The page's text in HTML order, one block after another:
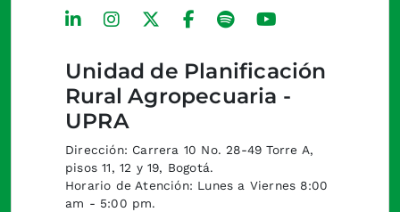
Unidad de Planificación
Rural Agropecuaria -
UPRA
Dirección: Carrera 10 No. 28-49 Torre A,
pisos 11, 12 y 19, Bogotá.
Horario de Atención: Lunes a Viernes 8:00
am - 5:00 pm.